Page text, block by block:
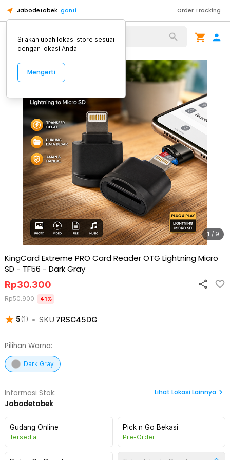
Jabodetabek ganti Order Tracking
Alat Kopi
1 / 9
KingCard Extreme PRO Card Reader OTG Lightning Micro
SD - TF56 - Dark Gray
5(1 ) • SKU 7RSC45DG
Rp30.300
Rp50.900 41%
Pilihan Warna:
Dark Gray
Informasi Stok:
Jabodetabek
Lihat Lokasi Lainnya
Gudang Online
Tersedia
Pick n Go Bekasi
Pre-Order
Silakan ubah lokasi store sesuai
dengan lokasi Anda.
Mengerti